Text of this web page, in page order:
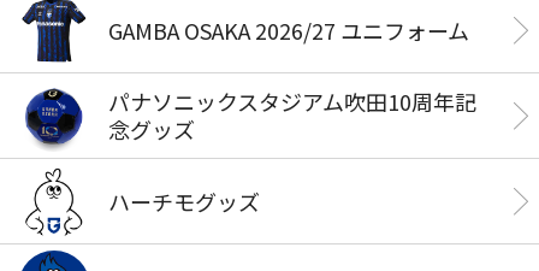
GAMBA OSAKA 2026/27 ユニフォーム
パナソニックスタジアム吹田10周年記
念グッズ
ハーチモグッズ